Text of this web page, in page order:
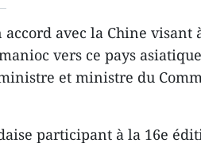
avec la Chine visant
vers ce pays
et ministre du
participant à la 16e